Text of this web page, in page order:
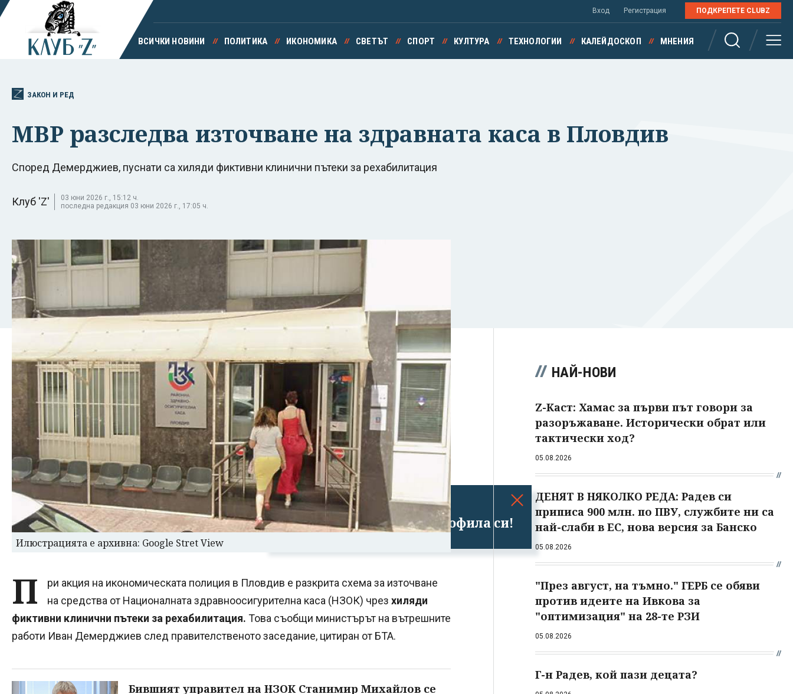
Успешно излязохте от профила си!
Вход Регистрация ПОДКРЕПЕТЕ CLUBZ
ВСИЧКИ НОВИНИ ПОЛИТИКА ИКОНОМИКА СВЕТЪТ СПОРТ КУЛТУРА ТЕХНОЛОГИИ КАЛЕЙДОСКОП МНЕНИЯ
ЗАКОН И РЕД
МВР разследва източване на здравната каса в Пловдив
Според Демерджиев, пуснати са хиляди фиктивни клинични пътеки за рехабилитация
Клуб 'Z'
03 юни 2026 г., 15:12 ч.
последна редакция 03 юни 2026 г., 17:05 ч.
Илюстрацията е архивна: Google Stret View
П
ри акция на икономическата полиция в Пловдив е разкрита схема за източване
на средства от Националната здравноосигурителна каса (НЗОК) чрез хиляди
фиктивни клинични пътеки за рехабилитация. Това съобщи министърът на вътрешните
работи Иван Демерджиев след правителственото заседание, цитиран от БТА.
Бившият управител на НЗОК Станимир Михайлов се
НАЙ-НОВИ
Z-Каст: Хамас за първи път говори за
разоръжаване. Исторически обрат или
тактически ход?
05.08.2026
ДЕНЯТ В НЯКОЛКО РЕДА: Радев си
приписа 900 млн. по ПВУ, службите ни са
най-слаби в ЕС, нова версия за Банско
05.08.2026
"През август, на тъмно." ГЕРБ се обяви
против идеите на Ивкова за
"оптимизация" на 28-те РЗИ
05.08.2026
Г-н Радев, кой пази децата?